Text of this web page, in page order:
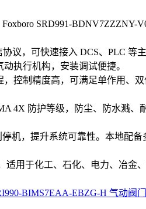
SRD991-BDNV7ZZZNY-
议，可快速接入 DCS、PLC
执行机构，安装调试便捷。
控制精度高，可满足单作用、
4X 防护等级，防尘、防水溅
机，提升系统可靠性。本地配
用于化工、石化、电力、冶金
BIMS7EAA-EBZG-H 气动阀